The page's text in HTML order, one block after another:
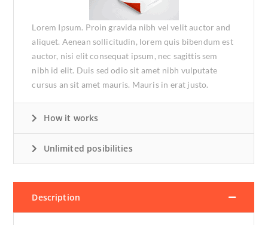
Lorem Ipsum. Proin gravida nibh vel velit auctor and
aliquet. Aenean sollicitudin, lorem quis bibendum est
auctor, nisi elit consequat ipsum, nec sagittis sem
nibh id elit. Duis sed odio sit amet nibh vulputate
cursus an sit amet mauris. Mauris in erat justo.
How it works
Unlimited posibilities
Description